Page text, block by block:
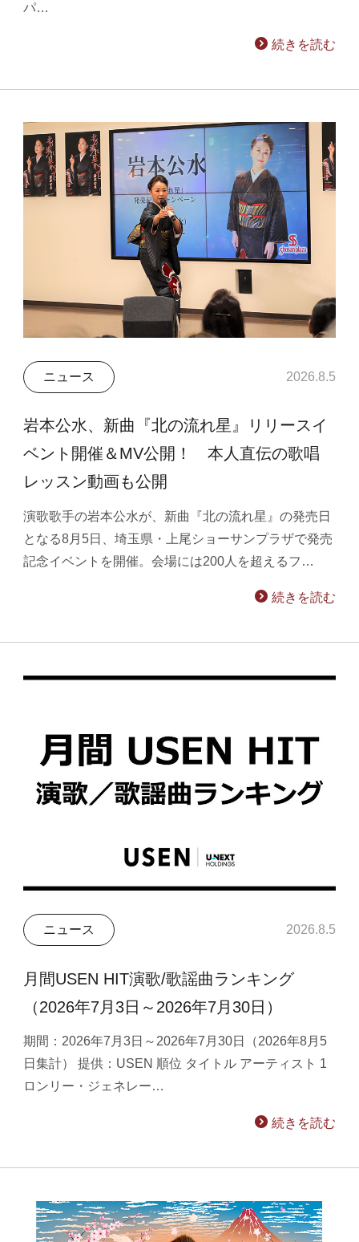
パ…
続きを読む
ニュース 2026.8.5
岩本公水、新曲『北の流れ星』リリースイ
ベント開催＆MV公開！ 本人直伝の歌唱
レッスン動画も公開
演歌歌手の岩本公水が、新曲『北の流れ星』の発売日
となる8月5日、埼玉県・上尾ショーサンプラザで発売
記念イベントを開催。会場には200人を超えるフ…
続きを読む
ニュース 2026.8.5
月間USEN HIT演歌/歌謡曲ランキング
（2026年7月3日～2026年7月30日）
期間：2026年7月3日～2026年7月30日（2026年8月5
日集計） 提供：USEN 順位 タイトル アーティスト 1
ロンリー・ジェネレー…
続きを読む